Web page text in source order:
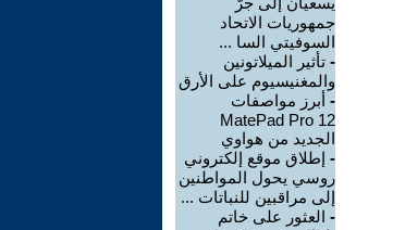
جمهوريات الاتحاد
السوفيتي السا ...
- تأثير الميلاتونين
والمغنيسيوم على الأرق
- أبرز مواصفات
MatePad Pro 12
الجديد من هواوي
- إطلاق موقع إلكتروني
روسي يحول المواطنين
إلى مراقبين للنباتات ...
- العثور على خاتم